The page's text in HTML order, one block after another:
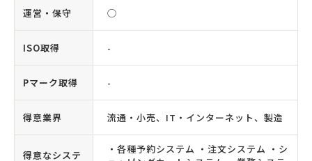
運営・保守 ◯
ISO取得 -
Pマーク取得 -
得意業界 流通・小売、IT・インターネット、製造
得意なシステ
・各種予約システム ・注文システム ・シ